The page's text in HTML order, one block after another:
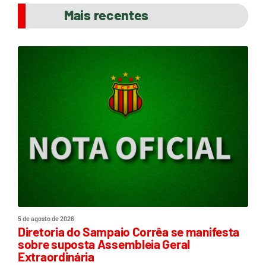
Mais recentes
5 de agosto de 2026
Diretoria do Sampaio Corrêa se manifesta
sobre suposta Assembleia Geral
Extraordinária